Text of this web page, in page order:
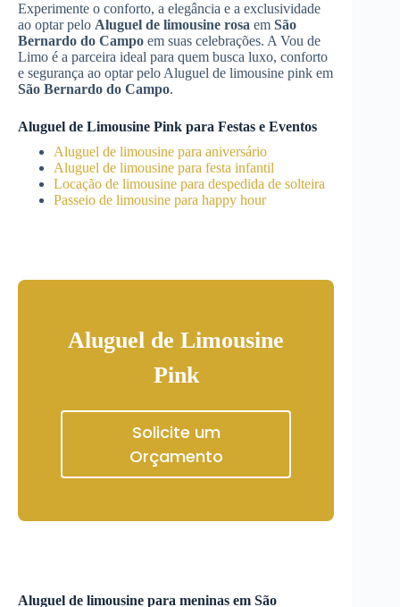
Experimente o conforto, a elegância e a exclusividade
ao optar pelo Aluguel de limousine rosa em São
Bernardo do Campo em suas celebrações. A Vou de
Limo é a parceira ideal para quem busca luxo, conforto
e segurança ao optar pelo Aluguel de limousine pink em
São Bernardo do Campo.
Aluguel de Limousine Pink para Festas e Eventos
Aluguel de limousine para aniversário
Aluguel de limousine para festa infantil
Locação de limousine para despedida de solteira
Passeio de limousine para happy hour
Aluguel de Limousine
Pink
Solicite um
Orçamento
Aluguel de limousine para meninas em São